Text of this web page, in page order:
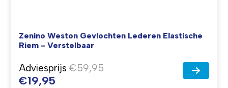
Zenino Weston Gevlochten Lederen Elastische
Riem - Verstelbaar
Adviesprijs €59,95
€19,95